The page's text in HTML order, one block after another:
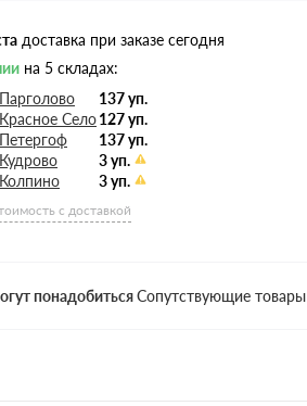
доставка при заказе сегодня
на 5 складах:
137 уп.
Село127 уп.
137 уп.
3 уп.
3 уп.
с доставкой
понадобитьсяСопутствующие товары